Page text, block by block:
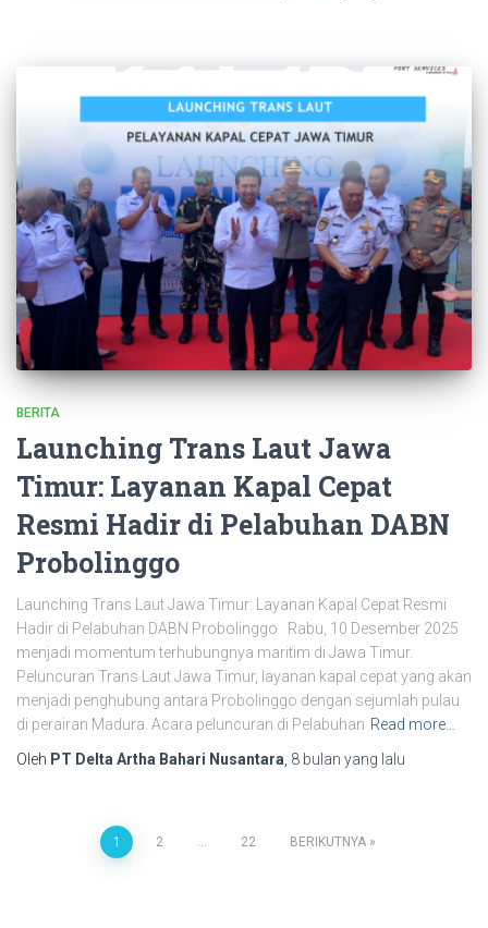
BERITA
Launching Trans Laut Jawa
Timur: Layanan Kapal Cepat
Resmi Hadir di Pelabuhan DABN
Probolinggo
Launching Trans Laut Jawa Timur: Layanan Kapal Cepat Resmi
Hadir di Pelabuhan DABN Probolinggo Rabu, 10 Desember 2025
menjadi momentum terhubungnya maritim di Jawa Timur.
Peluncuran Trans Laut Jawa Timur, layanan kapal cepat yang akan
menjadi penghubung antara Probolinggo dengan sejumlah pulau
di perairan Madura. Acara peluncuran di Pelabuhan Read more…
Oleh PT Delta Artha Bahari Nusantara 8 bulan yang lalu
1 2 … 22 BERIKUTNYA